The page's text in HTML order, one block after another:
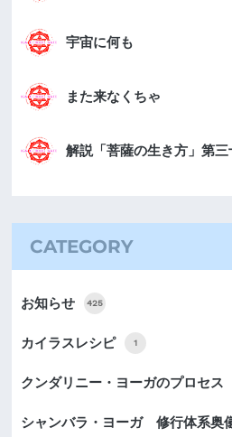
宇宙に何も
また来なくちゃ
解説「菩薩の生き方」第三
CATEGORY
お知らせ 425
カイラスレシピ 1
クンダリニー・ヨーガのプロセス
シャンバラ・ヨーガ 修行体系